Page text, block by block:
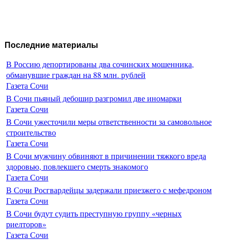
Последние материалы
В Россию депортированы два сочинских мошенника,
обманувшие граждан на 88 млн. рублей
Газета Сочи
В Сочи пьяный дебошир разгромил две иномарки
Газета Сочи
В Сочи ужесточили меры ответственности за самовольное
строительство
Газета Сочи
В Сочи мужчину обвиняют в причинении тяжкого вреда
здоровью, повлекшего смерть знакомого
Газета Сочи
В Сочи Росгвардейцы задержали приезжего с мефедроном
Газета Сочи
В Сочи будут судить преступную группу «черных
риелторов»
Газета Сочи